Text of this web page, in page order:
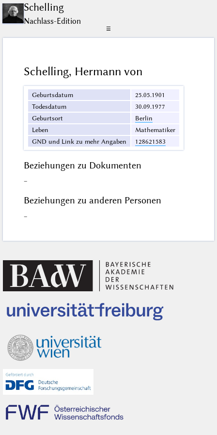
Schelling
Nachlass-Edition
☰
Schelling, Hermann von
Geburtsdatum
25.05.1901
Todesdatum
30.09.1977
Geburtsort
Berlin
Leben
Mathematiker
GND und Link zu mehr Angaben
128621583
Beziehungen zu Dokumenten
–
Beziehungen zu anderen Personen
–